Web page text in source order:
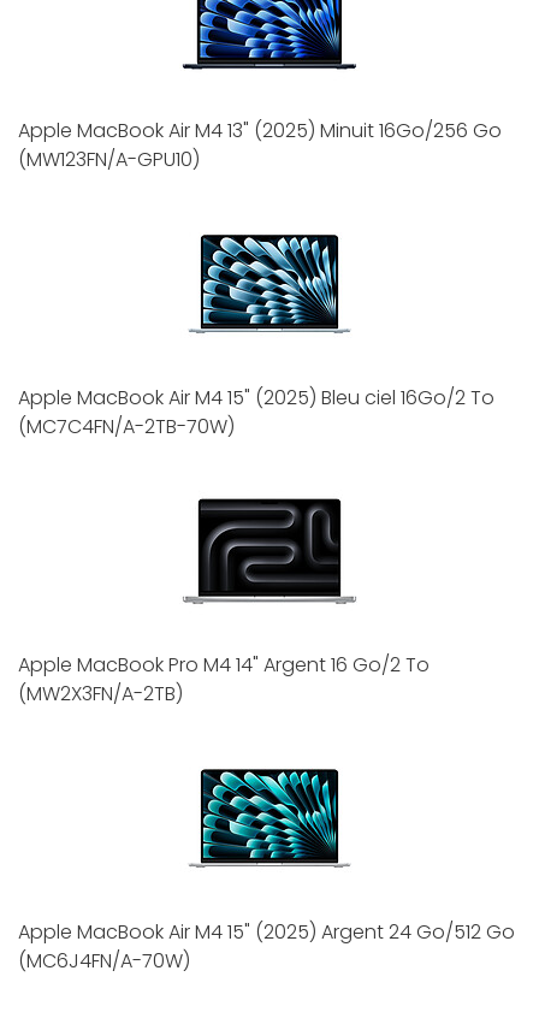
Apple MacBook Air M4 13" (2025) Minuit 16Go/256 Go
(MW123FN/A-GPU10)
Apple MacBook Air M4 15" (2025) Bleu ciel 16Go/2 To
(MC7C4FN/A-2TB-70W)
Apple MacBook Pro M4 14" Argent 16 Go/2 To
(MW2X3FN/A-2TB)
Apple MacBook Air M4 15" (2025) Argent 24 Go/512 Go
(MC6J4FN/A-70W)